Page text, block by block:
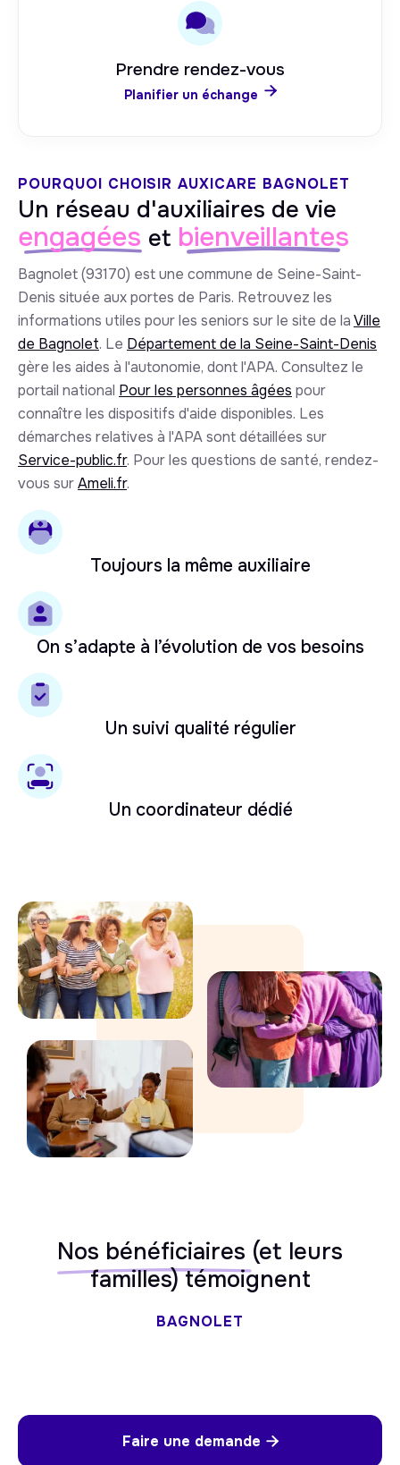
Prendre rendez-vous
Planifier un échange 
POURQUOI CHOISIR AUXICARE BAGNOLET
Un réseau d'auxiliaires de vie
engagées et bienveillantes
Bagnolet (93170) est une commune de Seine-Saint-
Denis située aux portes de Paris. Retrouvez les
informations utiles pour les seniors sur le site de laVille
de Bagnolet. Le Département de la Seine-Saint-Denis
gère les aides à l'autonomie, dont l'APA. Consultez le
portail national Pour les personnes âgées pour
connaître les dispositifs d'aide disponibles. Les
démarches relatives à l'APA sont détaillées sur
Service-public.fr. Pour les questions de santé, rendez-
vous surAmeli.fr.
Toujours la même auxiliaire
On s’adapte à l’évolution de vos besoins
Un suivi qualité régulier
Un coordinateur dédié
Nos bénéficiaires (et leurs
familles) témoignent
BAGNOLET
Faire une demande 